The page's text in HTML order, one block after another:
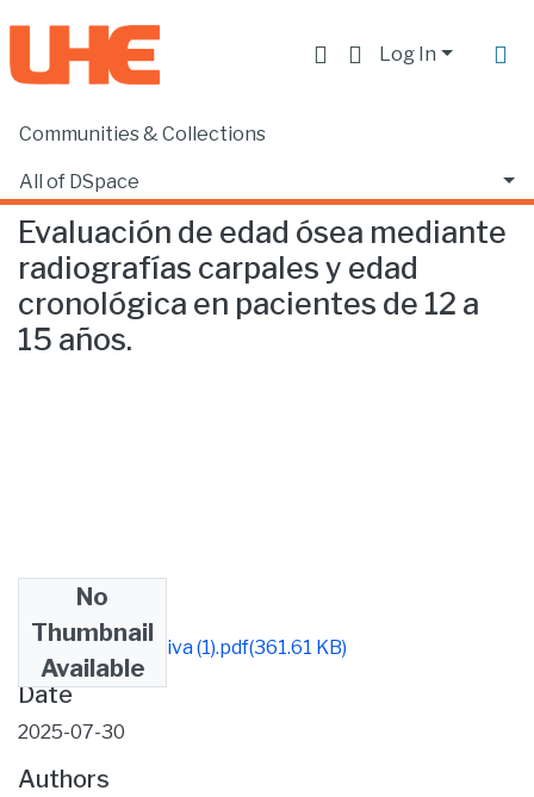
Log In
Communities & Collections
All of DSpace
Statistics
Home
Evaluación de edad ósea mediante
radiografías carpales y edad
cronológica en pacientes de 12 a
15 años.
No
Thumbnail
Available
TesisC-JavierJátiva (1).pdf(361.61 KB)
Date
2025-07-30
Authors